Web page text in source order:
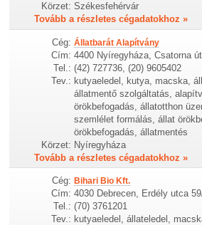
Körzet: Székesfehérvár
Tovább a részletes cégadatokhoz »
Cég: Állatbarát Alapítvány
Cím: 4400 Nyíregyháza, Csatorna
Tel.: (42) 727736, (20) 9605402
Tev.: kutyaeledel, kutya, macska,
állatmentő szolgáltatás,
örökbefogadás, állatotthon
szemlélet formálás, állat
örökbefogadás, állatmentés
Körzet: Nyíregyháza
Tovább a részletes cégadatokhoz »
Cég: Bihari Bio Kft.
Cím: 4030 Debrecen, Erdély utca
Tel.: (70) 3761201
Tev.: kutyaeledel, állateledel,